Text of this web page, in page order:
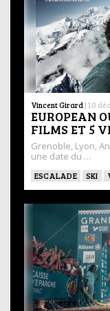
Vincent Girard | 10
EUROPEAN
FILMS ET 5
Grenoble, Lyon,
une date du …
ESCALADE SKI